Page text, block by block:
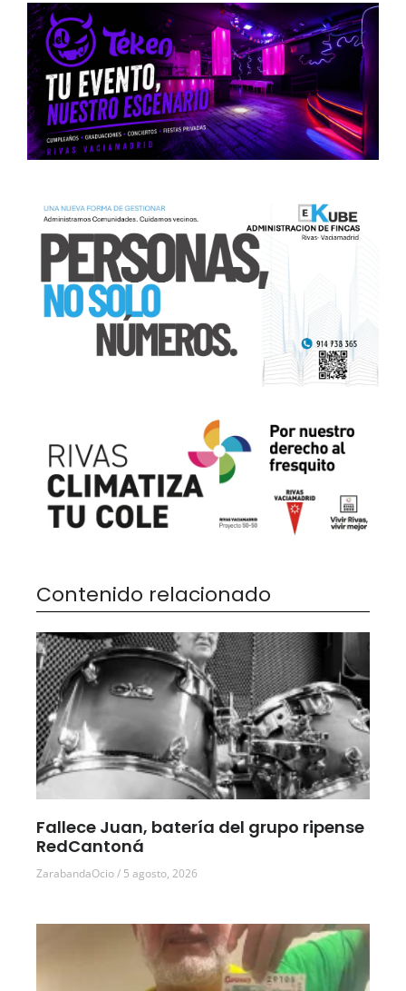
Contenido relacionado
Fallece Juan, batería del grupo ripense
RedCantoná
ZarabandaOcio 5 agosto, 2026